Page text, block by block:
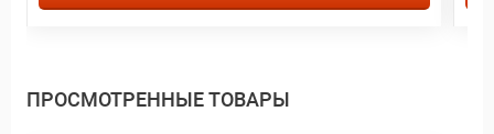
ПРОСМОТРЕННЫЕ ТОВАРЫ